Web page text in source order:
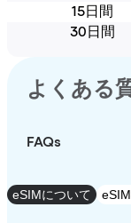
15日間
30日間
よくある
FAQs
eSIMについて